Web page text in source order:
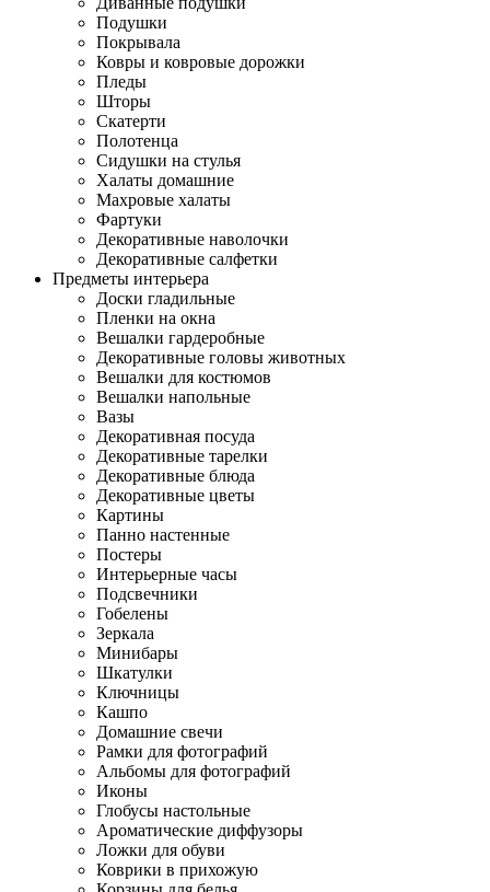
Подушки
Покрывала
Ковры и ковровые дорожки
Пледы
Шторы
Скатерти
Полотенца
Сидушки на стулья
Халаты домашние
Махровые халаты
Фартуки
Декоративные наволочки
Декоративные салфетки
Предметы интерьера
Доски гладильные
Пленки на окна
Вешалки гардеробные
Декоративные головы животных
Вешалки для костюмов
Вешалки напольные
Вазы
Декоративная посуда
Декоративные тарелки
Декоративные блюда
Декоративные цветы
Картины
Панно настенные
Постеры
Интерьерные часы
Подсвечники
Гобелены
Зеркала
Минибары
Шкатулки
Ключницы
Кашпо
Домашние свечи
Рамки для фотографий
Альбомы для фотографий
Иконы
Глобусы настольные
Ароматические диффузоры
Ложки для обуви
Коврики в прихожую